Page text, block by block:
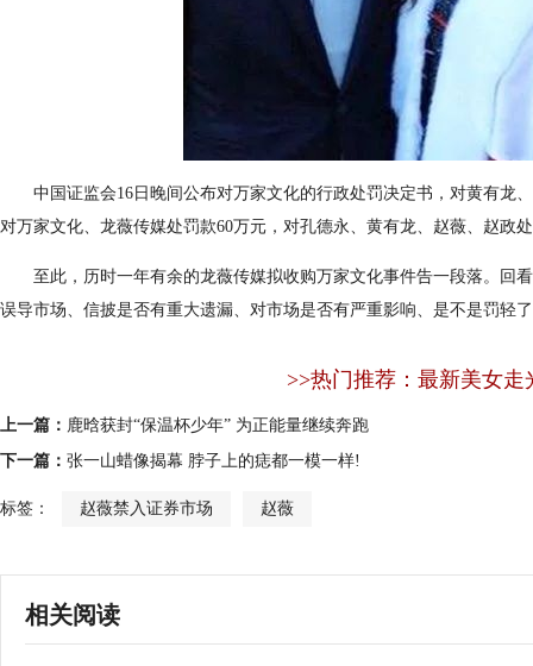
中国证监会16日晚间公布对万家文化的行政处罚决定书，对黄有龙
对万家文化、龙薇传媒处罚款60万元，对孔德永、黄有龙、赵薇、赵政
至此，历时一年有余的龙薇传媒拟收购万家文化事件告一段落。回
误导市场、信披是否有重大遗漏、对市场是否有严重影响、是不是罚轻
>>热门推荐：最新美女走
上一篇： 鹿晗获封“保温杯少年” 为正能量继续奔跑
下一篇： 张一山蜡像揭幕 脖子上的痣都一模一样!
标签： 赵薇禁入证券市场 赵薇
相关阅读